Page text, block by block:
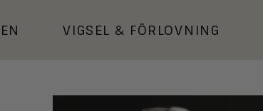
VIGSEL & FÖRLOVNING